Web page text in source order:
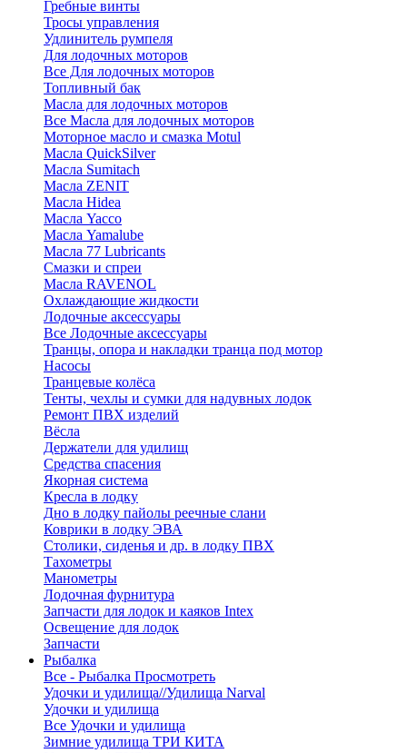
Гребные винты
Тросы управления
Удлинитель румпеля
Для лодочных моторов
Все Для лодочных моторов
Топливный бак
Масла для лодочных моторов
Все Масла для лодочных моторов
Моторное масло и смазка Motul
Масла QuickSilver
Масла Sumitach
Масла ZENIT
Масла Hidea
Масла Yacco
Масла Yamalube
Масла 77 Lubricants
Смазки и спреи
Масла RAVENOL
Охлаждающие жидкости
Лодочные аксессуары
Все Лодочные аксессуары
Транцы, опора и накладки транца под мотор
Насосы
Транцевые колёса
Тенты, чехлы и сумки для надувных лодок
Ремонт ПВХ изделий
Вёсла
Держатели для удилищ
Средства спасения
Якорная система
Кресла в лодку
Дно в лодку пайолы реечные слани
Коврики в лодку ЭВА
Столики, сиденья и др. в лодку ПВХ
Тахометры
Манометры
Лодочная фурнитура
Запчасти для лодок и каяков Intex
Освещение для лодок
Запчасти
Рыбалка
Все - Рыбалка Просмотреть
Удочки и удилища//Удилища Narval
Удочки и удилища
Все Удочки и удилища
Зимние удилища ТРИ КИТА